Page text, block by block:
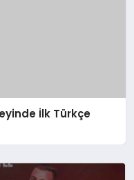
İlk Türkçe